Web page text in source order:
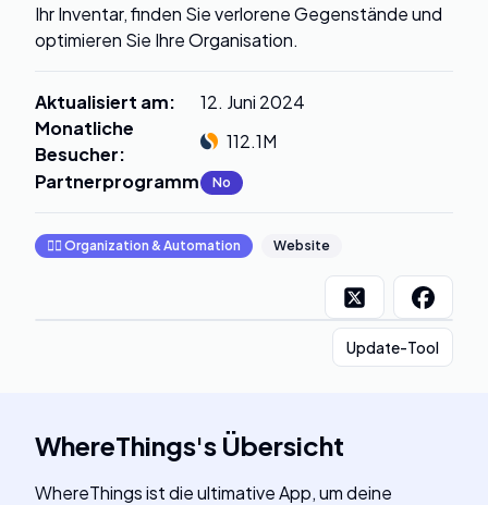
Ihr Inventar, finden Sie verlorene Gegenstände und
optimieren Sie Ihre Organisation.
Aktualisiert am:
12. Juni 2024
Monatliche
Besucher:
112.1M
Partnerprogramm: No
🧞‍♂️ Organization & Automation Website
Update-Tool
WhereThings's Übersicht
WhereThings ist die ultimative App, um deine